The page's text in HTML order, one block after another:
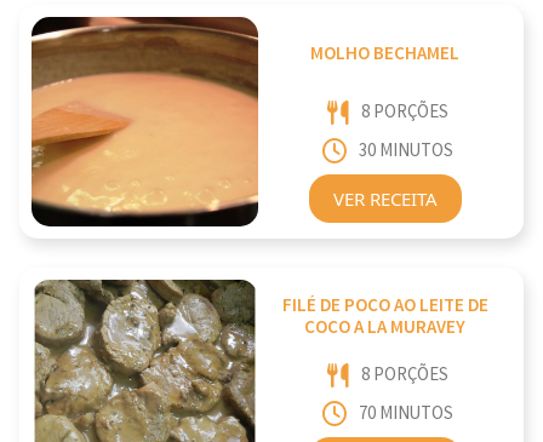
MOLHO BECHAMEL
8 PORÇÕES
30 MINUTOS
VER RECEITA
FILÉ DE POCO AO LEITE DE
COCO A LA MURAVEY
8 PORÇÕES
70 MINUTOS